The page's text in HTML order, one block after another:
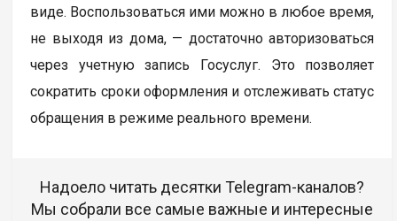
виде. Воспользоваться ими можно в любое время,
не выходя из дома, — достаточно авторизоваться
через учетную запись Госуслуг. Это позволяет
сократить сроки оформления и отслеживать статус
обращения в режиме реального времени.
Надоело читать десятки Telegram-каналов?
Мы собрали все самые важные и интересные